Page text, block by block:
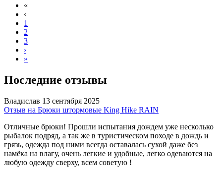
«
‹
1
2
3
›
»
Последние отзывы
Владислав 13 сентября 2025
Отзыв на Брюки штормовые King Hike RAIN
Отличные брюки! Прошли испытания дождем уже несколько
рыбалок подряд, а так же в туристическом походе в дождь и
грязь, одежда под ними всегда оставалась сухой даже без
намёка на влагу, очень легкие и удобные, легко одеваются на
любую одежду сверху, всем советую !